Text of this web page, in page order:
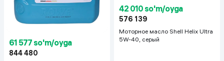
61 577 so'm/oyga
844 480
42 010 so'm/oyga
576 139
Моторное масло Shell Helix Ultra
5W-40, серый